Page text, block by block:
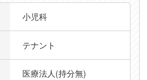
小児科
テナント
医療法人(持分無)